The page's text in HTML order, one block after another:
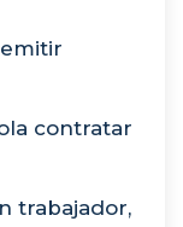
contratar
trabajador,